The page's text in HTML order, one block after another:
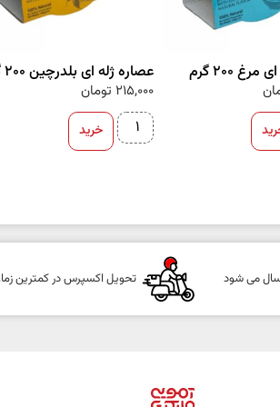
200 گرم عصاره ژله ای بلدرچین 200 گرم
215,000 تومان
خرید
می شود تحویل اکسپرس در کمترین